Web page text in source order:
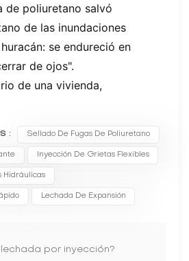
de poliuretano salvó
de las inundaciones
se endureció en
de ojos".
de una vivienda,
: Sellado De Fugas De Poliuretano
Inyección De Grietas Flexibles
Hidráulicas
Lechada De Expansión
lechada por inyección?